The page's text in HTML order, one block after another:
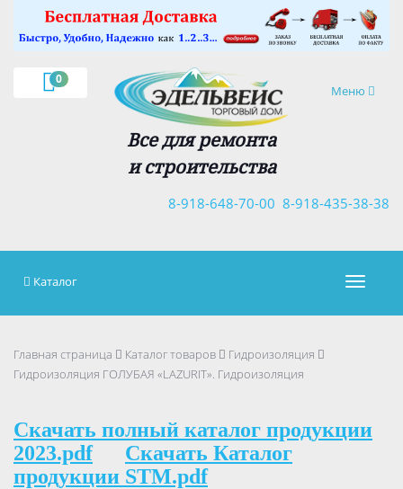
0
Навигация
Меню
Все для ремонта
и строительства
8-918-435-38-38
8-918-648-70-00
×
Каталог
Главная страница Каталог товаров
Гидроизоляция
Гидроизоляция ГОЛУБАЯ «LAZURIT». Гидроизоляция
Скачать полный каталог продукции
2023.pdf
Скачать Каталог
продукции STM.pdf